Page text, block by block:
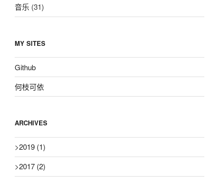
音乐 (31)
MY SITES
Github
何枝可依
ARCHIVES
>2019 (1)
>2017 (2)